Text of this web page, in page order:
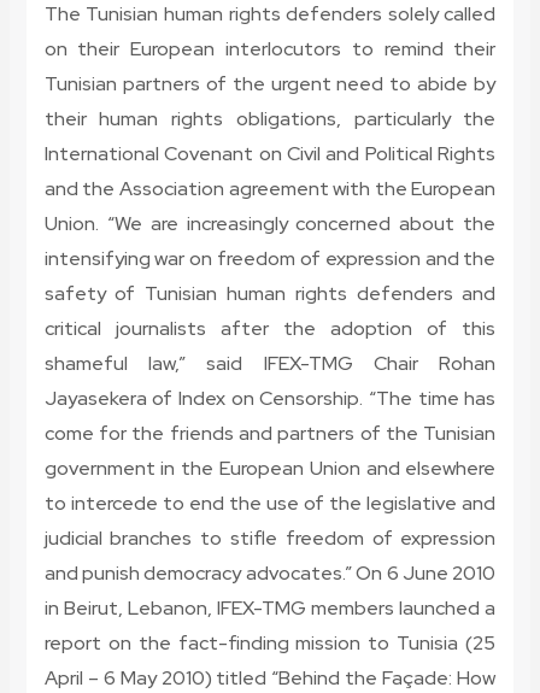
The Tunisian human rights defenders solely called
on their European interlocutors to remind their
Tunisian partners of the urgent need to abide by
their human rights obligations, particularly the
International Covenant on Civil and Political Rights
and the Association agreement with the European
Union. “We are increasingly concerned about the
intensifying war on freedom of expression and the
safety of Tunisian human rights defenders and
critical journalists after the adoption of this
shameful law,” said IFEX-TMG Chair Rohan
Jayasekera of Index on Censorship. “The time has
come for the friends and partners of the Tunisian
government in the European Union and elsewhere
to intercede to end the use of the legislative and
judicial branches to stifle freedom of expression
and punish democracy advocates.” On 6 June 2010
in Beirut, Lebanon, IFEX-TMG members launched a
report on the fact-finding mission to Tunisia (25
April – 6 May 2010) titled “Behind the Façade: How